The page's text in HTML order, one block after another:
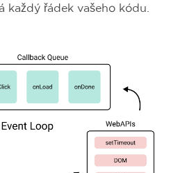
každý řádek vašeho kódu.